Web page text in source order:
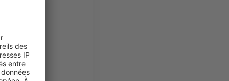
environ